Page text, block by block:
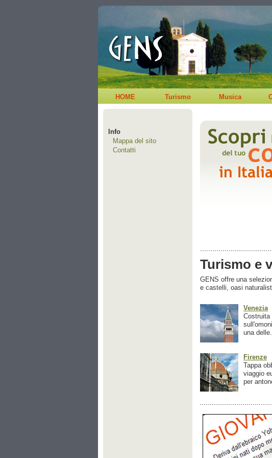
HOME Turismo Musica
Info
Mappa del sito
Contatti
Turismo e
GENS offre una
e castelli, oasi
Venezia
Costruita
una
Firenze
Tappa
viaggio
per